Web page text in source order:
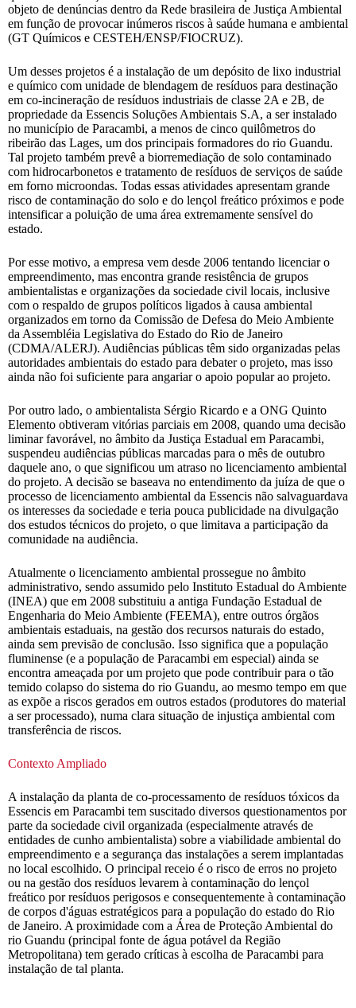
objeto de denúncias dentro da Rede brasileira de Justiça Ambiental
em função de provocar inúmeros riscos à saúde humana e ambiental
(GT Químicos e CESTEH/ENSP/FIOCRUZ).
Um desses projetos é a instalação de um depósito de lixo industrial
e químico com unidade de blendagem de resíduos para destinação
em co-incineração de resíduos industriais de classe 2A e 2B, de
propriedade da Essencis Soluções Ambientais S.A, a ser instalado
no município de Paracambi, a menos de cinco quilômetros do
ribeirão das Lages, um dos principais formadores do rio Guandu.
Tal projeto também prevê a biorremediação de solo contaminado
com hidrocarbonetos e tratamento de resíduos de serviços de saúde
em forno microondas. Todas essas atividades apresentam grande
risco de contaminação do solo e do lençol freático próximos e pode
intensificar a poluição de uma área extremamente sensível do
estado.
Por esse motivo, a empresa vem desde 2006 tentando licenciar o
empreendimento, mas encontra grande resistência de grupos
ambientalistas e organizações da sociedade civil locais, inclusive
com o respaldo de grupos políticos ligados à causa ambiental
organizados em torno da Comissão de Defesa do Meio Ambiente
da Assembléia Legislativa do Estado do Rio de Janeiro
(CDMA/ALERJ). Audiências públicas têm sido organizadas pelas
autoridades ambientais do estado para debater o projeto, mas isso
ainda não foi suficiente para angariar o apoio popular ao projeto.
Por outro lado, o ambientalista Sérgio Ricardo e a ONG Quinto
Elemento obtiveram vitórias parciais em 2008, quando uma decisão
liminar favorável, no âmbito da Justiça Estadual em Paracambi,
suspendeu audiências públicas marcadas para o mês de outubro
daquele ano, o que significou um atraso no licenciamento ambiental
do projeto. A decisão se baseava no entendimento da juíza de que o
processo de licenciamento ambiental da Essencis não salvaguardava
os interesses da sociedade e teria pouca publicidade na divulgação
dos estudos técnicos do projeto, o que limitava a participação da
comunidade na audiência.
Atualmente o licenciamento ambiental prossegue no âmbito
administrativo, sendo assumido pelo Instituto Estadual do Ambiente
(INEA) que em 2008 substituiu a antiga Fundação Estadual de
Engenharia do Meio Ambiente (FEEMA), entre outros órgãos
ambientais estaduais, na gestão dos recursos naturais do estado,
ainda sem previsão de conclusão. Isso significa que a população
fluminense (e a população de Paracambi em especial) ainda se
encontra ameaçada por um projeto que pode contribuir para o tão
temido colapso do sistema do rio Guandu, ao mesmo tempo em que
as expõe a riscos gerados em outros estados (produtores do material
a ser processado), numa clara situação de injustiça ambiental com
transferência de riscos.
Contexto Ampliado
A instalação da planta de co-processamento de resíduos tóxicos da
Essencis em Paracambi tem suscitado diversos questionamentos por
parte da sociedade civil organizada (especialmente através de
entidades de cunho ambientalista) sobre a viabilidade ambiental do
empreendimento e a segurança das instalações a serem implantadas
no local escolhido. O principal receio é o risco de erros no projeto
ou na gestão dos resíduos levarem à contaminação do lençol
freático por resíduos perigosos e consequentemente à contaminação
de corpos d'águas estratégicos para a população do estado do Rio
de Janeiro. A proximidade com a Área de Proteção Ambiental do
rio Guandu (principal fonte de água potável da Região
Metropolitana) tem gerado críticas à escolha de Paracambi para
instalação de tal planta.